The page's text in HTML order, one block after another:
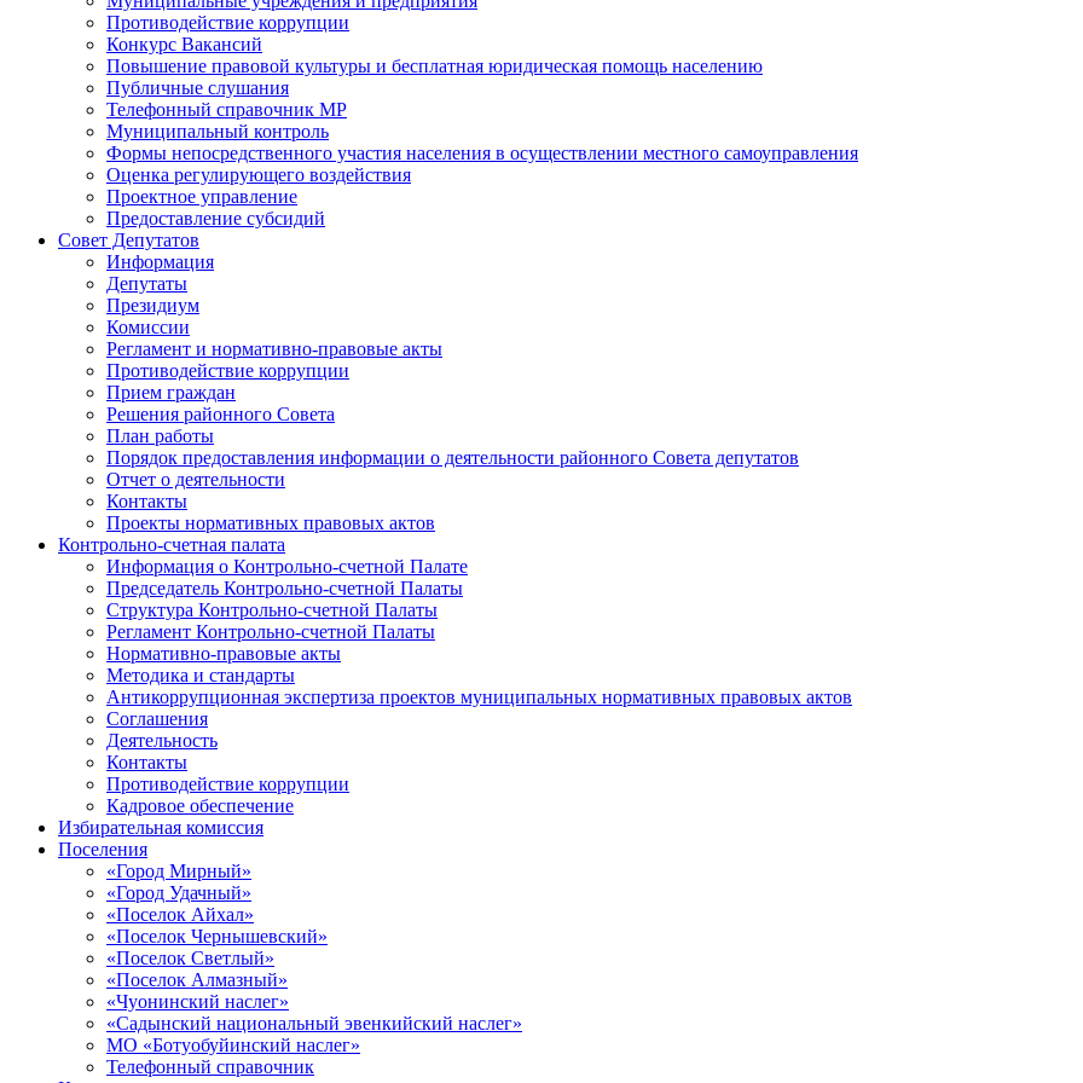
Противодействие коррупции
Конкурс Вакансий
Повышение правовой культуры и бесплатная юридическая помощь населению
Публичные слушания
Телефонный справочник МР
Муниципальный контроль
Формы непосредственного участия населения в осуществлении местного самоуправления
Оценка регулирующего воздействия
Проектное управление
Предоставление субсидий
Совет Депутатов
Информация
Депутаты
Президиум
Комиссии
Регламент и нормативно-правовые акты
Противодействие коррупции
Прием граждан
Решения районного Совета
План работы
Порядок предоставления информации о деятельности районного Совета депутатов
Отчет о деятельности
Контакты
Проекты нормативных правовых актов
Контрольно-счетная палата
Информация о Контрольно-счетной Палате
Председатель Контрольно-счетной Палаты
Структура Контрольно-счетной Палаты
Регламент Контрольно-счетной Палаты
Нормативно-правовые акты
Методика и стандарты
Антикоррупционная экспертиза проектов муниципальных нормативных правовых актов
Соглашения
Деятельность
Контакты
Противодействие коррупции
Кадровое обеспечение
Избирательная комиссия
Поселения
«Город Мирный»
«Город Удачный»
«Поселок Айхал»
«Поселок Чернышевский»
«Поселок Светлый»
«Поселок Алмазный»
«Чуонинский наслег»
«Садынский национальный эвенкийский наслег»
МО «Ботуобуйинский наслег»
Телефонный справочник